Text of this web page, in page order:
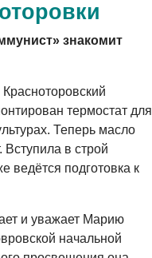
знакомит
термостат для
Теперь масло
Вступила в строй
ведётся подготовка к
и уважает Марию
начальной